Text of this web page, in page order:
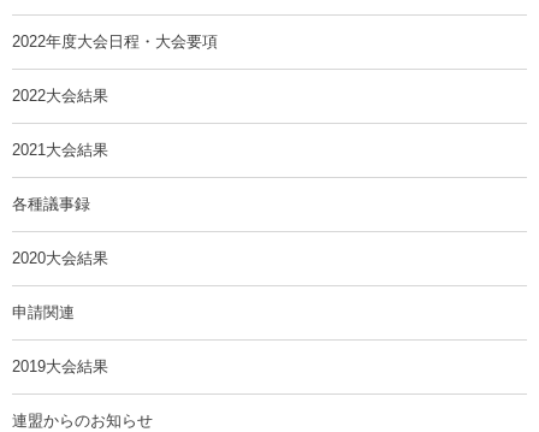
2022年度大会日程・大会要項
2022大会結果
2021大会結果
各種議事録
2020大会結果
申請関連
2019大会結果
連盟からのお知らせ